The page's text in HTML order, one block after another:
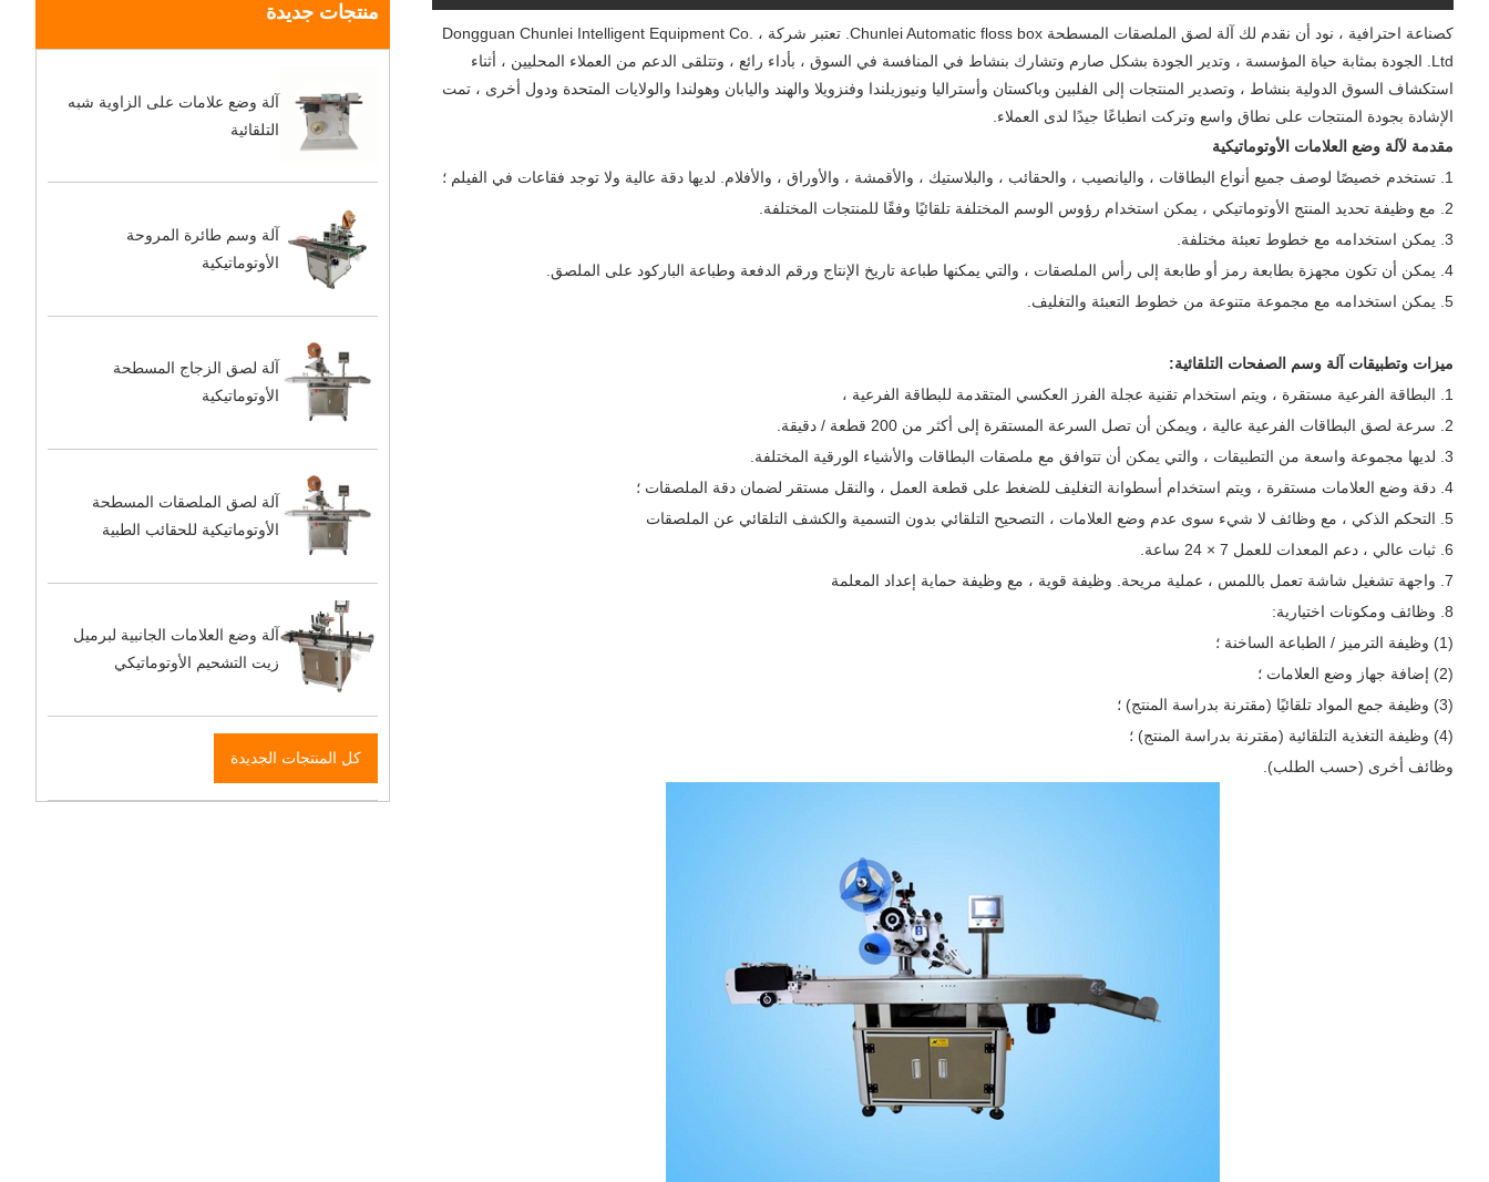
منتجات جديدة
آلة وضع علامات على الزاوية شبه
التلقائية
آلة وسم طائرة المروحة
الأوتوماتيكية
آلة لصق الزجاج المسطحة
الأوتوماتيكية
آلة لصق الملصقات المسطحة
الأوتوماتيكية للحقائب الطبية
آلة وضع العلامات الجانبية لبرميل
زيت التشحيم الأوتوماتيكي
كل المنتجات الجديدة
كصناعة احترافية ، نود أن نقدم لك آلة لصق الملصقات المسطحة Chunlei Automatic floss box. تعتبر شركة Dongguan Chunlei Intelligent Equipment Co. ،
Ltd. الجودة بمثابة حياة المؤسسة ، وتدير الجودة بشكل صارم وتشارك بنشاط في المنافسة في السوق ، بأداء رائع ، وتتلقى الدعم من العملاء المحليين ، أثناء
استكشاف السوق الدولية بنشاط ، وتصدير المنتجات إلى الفلبين وباكستان وأستراليا ونيوزيلندا وفنزويلا والهند واليابان وهولندا والولايات المتحدة ودول أخرى ، تمت
الإشادة بجودة المنتجات على نطاق واسع وتركت انطباعًا جيدًا لدى العملاء.
مقدمة لآلة وضع العلامات الأوتوماتيكية
1. تستخدم خصيصًا لوصف جميع أنواع البطاقات ، واليانصيب ، والحقائب ، والبلاستيك ، والأقمشة ، والأوراق ، والأفلام. لديها دقة عالية ولا توجد فقاعات في الفيلم ؛
2. مع وظيفة تحديد المنتج الأوتوماتيكي ، يمكن استخدام رؤوس الوسم المختلفة تلقائيًا وفقًا للمنتجات المختلفة.
3. يمكن استخدامه مع خطوط تعبئة مختلفة.
4. يمكن أن تكون مجهزة بطابعة رمز أو طابعة إلى رأس الملصقات ، والتي يمكنها طباعة تاريخ الإنتاج ورقم الدفعة وطباعة الباركود على الملصق.
5. يمكن استخدامه مع مجموعة متنوعة من خطوط التعبئة والتغليف.
ميزات وتطبيقات آلة وسم الصفحات التلقائية:
1. البطاقة الفرعية مستقرة ، ويتم استخدام تقنية عجلة الفرز العكسي المتقدمة للبطاقة الفرعية ،
2. سرعة لصق البطاقات الفرعية عالية ، ويمكن أن تصل السرعة المستقرة إلى أكثر من 200 قطعة / دقيقة.
3. لديها مجموعة واسعة من التطبيقات ، والتي يمكن أن تتوافق مع ملصقات البطاقات والأشياء الورقية المختلفة.
4. دقة وضع العلامات مستقرة ، ويتم استخدام أسطوانة التغليف للضغط على قطعة العمل ، والنقل مستقر لضمان دقة الملصقات ؛
5. التحكم الذكي ، مع وظائف لا شيء سوى عدم وضع العلامات ، التصحيح التلقائي بدون التسمية والكشف التلقائي عن الملصقات
6. ثبات عالي ، دعم المعدات للعمل 7 × 24 ساعة.
7. واجهة تشغيل شاشة تعمل باللمس ، عملية مريحة. وظيفة قوية ، مع وظيفة حماية إعداد المعلمة
8. وظائف ومكونات اختيارية:
(1) وظيفة الترميز / الطباعة الساخنة ؛
(2) إضافة جهاز وضع العلامات ؛
(3) وظيفة جمع المواد تلقائيًا (مقترنة بدراسة المنتج) ؛
(4) وظيفة التغذية التلقائية (مقترنة بدراسة المنتج) ؛
وظائف أخرى (حسب الطلب).